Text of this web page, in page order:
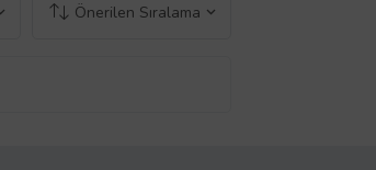
Önerilen Sıralama